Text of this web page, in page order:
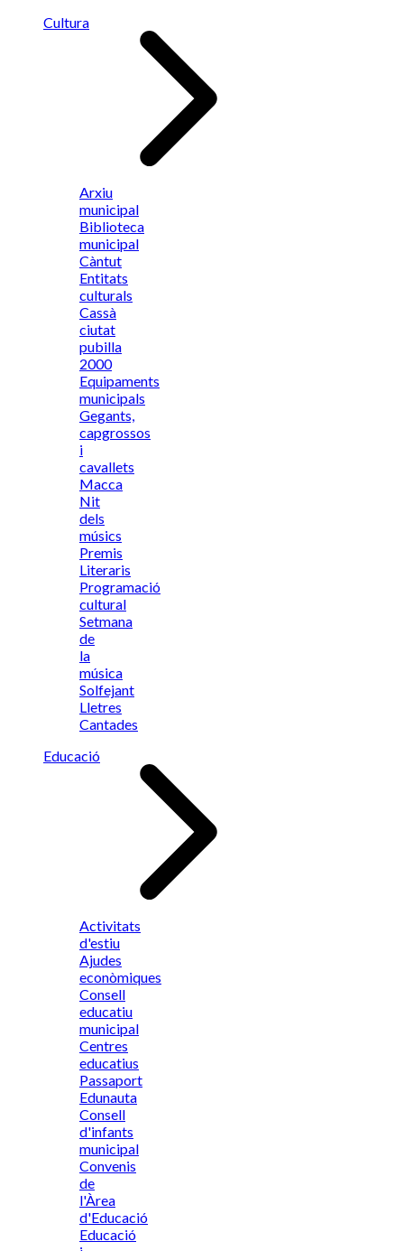
Cultura
Arxiu
municipal
Biblioteca
municipal
Càntut
Entitats
culturals
Cassà
ciutat
pubilla
2000
Equipaments
municipals
Gegants,
capgrossos
i
cavallets
Macca
Nit
dels
músics
Premis
Literaris
Programació
cultural
Setmana
de
la
música
Solfejant
Lletres
Cantades
Educació
Activitats
d'estiu
Ajudes
econòmiques
Consell
educatiu
municipal
Centres
educatius
Passaport
Edunauta
Consell
d'infants
municipal
Convenis
de
l'Àrea
d'Educació
Educació